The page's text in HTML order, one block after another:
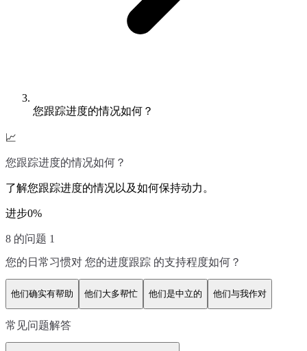
您跟踪进度的情况如何？
📈
您跟踪进度的情况如何？
了解您跟踪进度的情况以及如何保持动力。
进步0%
8 的问题 1
您的日常习惯对 您的进度跟踪 的支持程度如何？
他们确实有帮助 他们大多帮忙 他们是中立的 他们与我作对
常见问题解答